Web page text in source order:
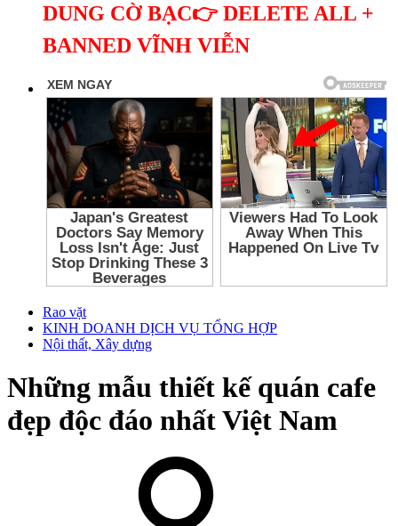
DUNG CỜ BẠC👉 DELETE ALL +
BANNED VĨNH VIỄN
Rao vặt
KINH DOANH DỊCH VỤ TỔNG HỢP
Nội thất, Xây dựng
Những mẫu thiết kế quán cafe
đẹp độc đáo nhất Việt Nam